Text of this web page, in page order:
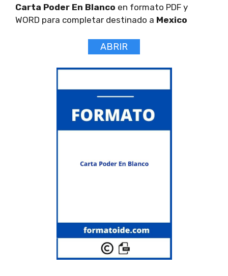
Carta Poder En Blanco en formato PDF y
WORD para completar destinado a Mexico
ABRIR